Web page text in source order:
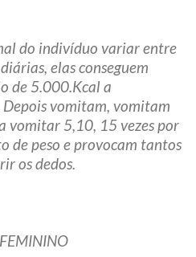
do indivíduo variar entre
elas conseguem
de 5.000.Kcal a
vomitam, vomitam
vomitar 5,10, 15 vezes por
de peso e provocam tantos
os dedos.